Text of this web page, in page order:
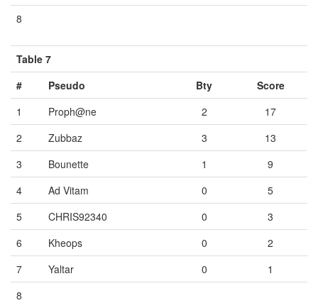
8
Table 7
#
Pseudo Bty
Score
1
Proph@ne 2
17
2
Zubbaz 3
13
3
Bounette 1
9
4
Ad Vitam 0
5
5
CHRIS92340 0
3
6
Kheops 0
2
7
Yaltar 0
1
8